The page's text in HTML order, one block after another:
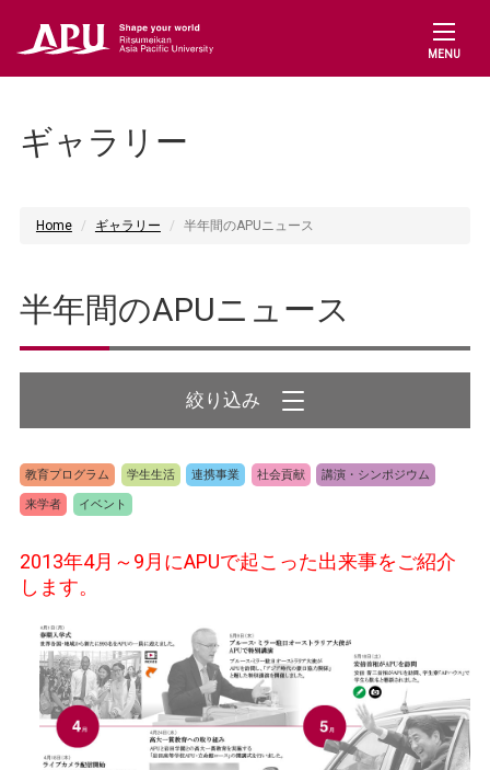
MENU
ギャラリー
Home ギャラリー 半年間のAPUニュース
半年間のAPUニュース
教育プログラム 学生生活 連携事業 社会貢献 講演・シンポジウム
来学者 イベント
2013年4月～9月にAPUで起こった出来事をご紹介
します。